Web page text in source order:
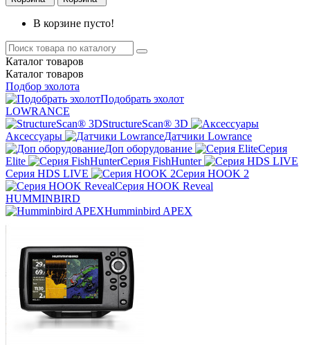
В корзине пусто!
Каталог товаров
Каталог товаров
Подбор эхолота
Подобрать эхолот
LOWRANCE
StructureScan® 3D
Аксессуары
Датчики Lowrance
Доп оборудование
Серия
Elite
Серия FishHunter
Серия HDS LIVE
Серия HOOK 2
Серия HOOK Reveal
HUMMINBIRD
Humminbird APEX